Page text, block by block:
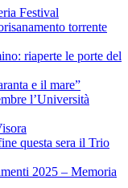
Festival
torrente
riaperte le porte del
e il mare”
l’Università
questa sera il Trio
2025 – Memoria